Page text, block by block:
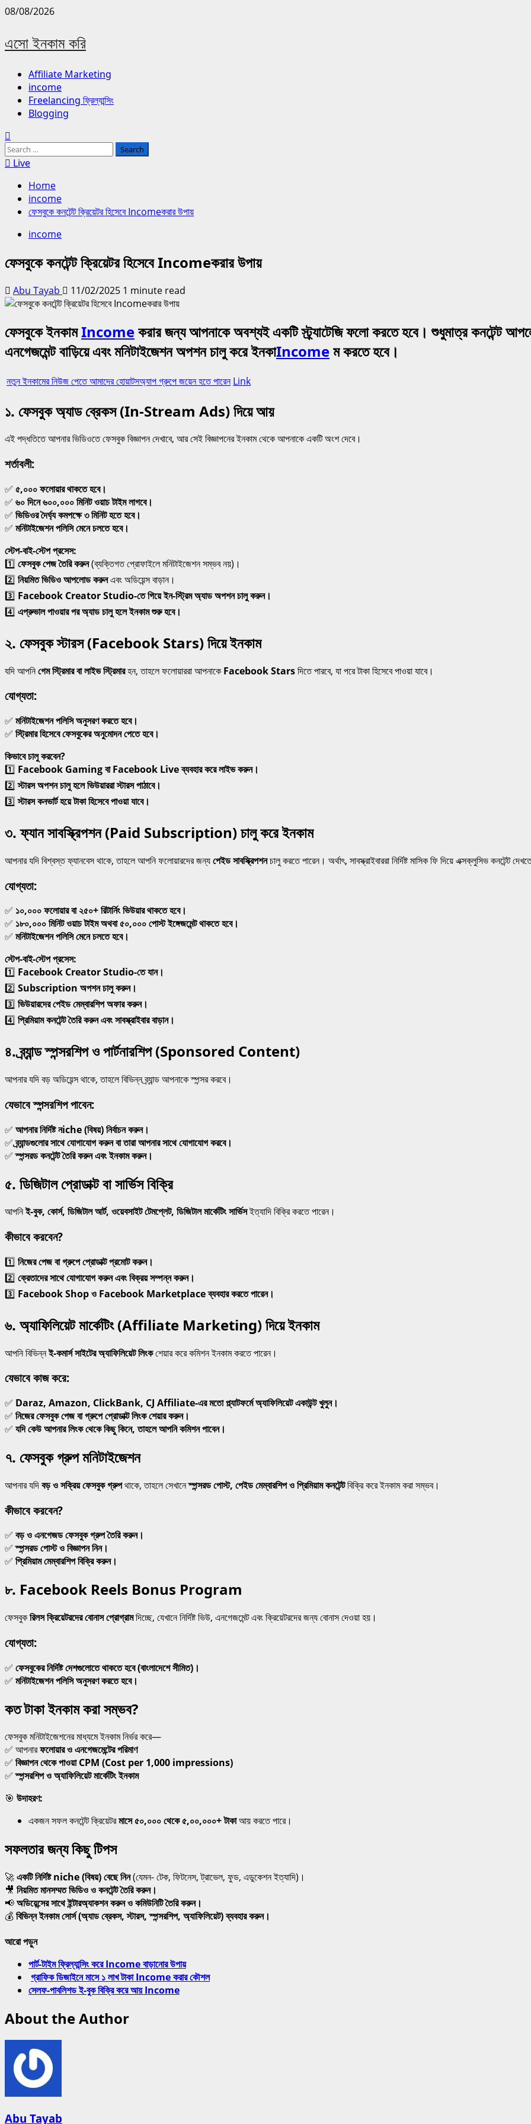
Skip
content
08/08/2026
এসো ইনকাম করি
Primary
Menu
Affiliate Marketing
income
Freelancing ফ্রিল্যান্সিং
Blogging
Search
for:Live
Home
income
ফেসবুকে কনটেন্ট ক্রিয়েটর হিসেবে Incomeকরার উপায়
income
ফেসবুকে কনটেন্ট ক্রিয়েটর হিসেবে Incomeকরার উপায়
Abu Tayab 11/02/2025 1 minute read
ফেসবুকে ইনকামIncomeকরার জন্য আপনাকে অবশ্যই একটি স্ট্র্যাটেজি ফলো করতে হবে। শুধুমাত্র কনটেন্ট
এনগেজমেন্ট বাড়িয়ে এবং মনিটাইজেশন অপশন চালু করে ইনকাIncomeম করতে হবে।
নতুন ইনকামের নিউজ পেতে আমাদের হোয়াটসঅ্যাপ গ্রুপে জয়েন হতে পারেন Link
১. ফেসবুক অ্যাড ব্রেকস (In-Stream Ads) দিয়ে আয়
এই পদ্ধতিতে আপনার ভিডিওতে ফেসবুক বিজ্ঞাপন দেখাবে, আর সেই বিজ্ঞাপনের ইনকাম থেকে আপনাকে একটি অংশ দেবে।
শর্তাবলী:
✅ ৫,০০০ ফলোয়ার থাকতে হবে।
✅ ৬০ দিনে ৬০০,০০০ মিনিট ওয়াচ টাইম লাগবে।
✅ ভিডিওর দৈর্ঘ্য কমপক্ষে ৩ মিনিট হতে হবে।
✅ মনিটাইজেশন পলিসি মেনে চলতে হবে।
স্টেপ-বাই-স্টেপ প্রসেস:
1️⃣ ফেসবুক পেজ তৈরি করুন(ব্যক্তিগত প্রোফাইলে মনিটাইজেশন সম্ভব নয়)।
2️⃣ নিয়মিত ভিডিও আপলোড করুনএবং অডিয়েন্স বাড়ান।
3️⃣ Facebook Creator Studio-তে গিয়ে ইন-স্ট্রিম অ্যাড অপশন চালু করুন।
4️⃣ এপ্রুভাল পাওয়ার পর অ্যাড চালু হলে ইনকাম শুরু হবে।
২. ফেসবুক স্টারস (Facebook Stars) দিয়ে ইনকাম
যদি আপনিগেম স্ট্রিমার বা লাইভ স্ট্রিমারহন, তাহলে ফলোয়াররা আপনাকে Facebook Starsদিতে পারবে, যা পরে টাকা হিসেবে পাওয়া যাবে।
যোগ্যতা:
✅ মনিটাইজেশন পলিসি অনুসরণ করতে হবে।
✅ স্ট্রিমার হিসেবে ফেসবুকের অনুমোদন পেতে হবে।
কিভাবে চালু করবেন?
1️⃣ Facebook Gaming বা Facebook Live ব্যবহার করে লাইভ করুন।
2️⃣স্টারস অপশন চালু হলে ভিউয়াররা স্টারস পাঠাবে।
3️⃣স্টারস কনভার্ট হয়ে টাকা হিসেবে পাওয়া যাবে।
৩. ফ্যান সাবস্ক্রিপশন (Paid Subscription) চালু করে ইনকাম
আপনার যদি বিশ্বস্ত ফ্যানবেস থাকে, তাহলে আপনি ফলোয়ারদের জন্যপেইড সাবস্ক্রিপশনচালু করতে পারেন। অর্থাৎ, সাবস্ক্রাইবাররা নির্দিষ্ট মাসিক ফি দিয়ে এক্সক্লুসিভ কনটেন্ট
যোগ্যতা:
✅ ১০,০০০ ফলোয়ার বা ২৫০+ রিটার্নিং ভিউয়ার থাকতে হবে।
✅ ১৮০,০০০ মিনিট ওয়াচ টাইম অথবা ৫০,০০০ পোস্ট ইঙ্গেজমেন্ট থাকতে হবে।
✅ মনিটাইজেশন পলিসি মেনে চলতে হবে।
স্টেপ-বাই-স্টেপ প্রসেস:
1️⃣ Facebook Creator Studio-তে যান।
2️⃣ Subscription অপশন চালু করুন।
3️⃣ ভিউয়ারদের পেইড মেম্বারশিপ অফার করুন।
4️⃣ প্রিমিয়াম কনটেন্ট তৈরি করুন এবং সাবস্ক্রাইবার বাড়ান।
৪. ব্র্যান্ড স্পন্সরশিপ ও পার্টনারশিপ (Sponsored Content)
আপনার যদি বড় অডিয়েন্স থাকে, তাহলে বিভিন্ন ব্র্যান্ড আপনাকে স্পন্সর করবে।
যেভাবে স্পন্সরশিপ পাবেন:
✅ আপনার নির্দিষ্ট নiche (বিষয়) নির্বাচন করুন।
✅ব্র্যান্ডগুলোর সাথে যোগাযোগ করুন বা তারা আপনার সাথে যোগাযোগ করবে।
✅স্পন্সরড কনটেন্ট তৈরি করুন এবং ইনকাম করুন।
৫. ডিজিটাল প্রোডাক্ট বা সার্ভিস বিক্রি
আপনিই-বুক, কোর্স, ডিজিটাল আর্ট, ওয়েবসাইট টেমপ্লেট, ডিজিটাল মার্কেটিং সার্ভিসইত্যাদি বিক্রি করতে পারেন।
কীভাবে করবেন?
1️⃣ নিজের পেজ বা গ্রুপে প্রোডাক্ট প্রমোট করুন।
2️⃣ ক্রেতাদের সাথে যোগাযোগ করুন এবং বিক্রয় সম্পন্ন করুন।
3️⃣ Facebook Shop ও Facebook Marketplace ব্যবহার করতে পারেন।
৬. অ্যাফিলিয়েট মার্কেটিং (Affiliate Marketing) দিয়ে ইনকাম
আপনি বিভিন্নই-কমার্স সাইটের অ্যাফিলিয়েট লিংকশেয়ার করে কমিশন ইনকাম করতে পারেন।
যেভাবে কাজ করে:
✅ Daraz, Amazon, ClickBank, CJ Affiliate-এর মতো প্ল্যাটফর্মে অ্যাফিলিয়েট একাউন্ট খুলুন।
✅ নিজের ফেসবুক পেজ বা গ্রুপে প্রোডাক্ট লিংক শেয়ার করুন।
✅ যদি কেউ আপনার লিংক থেকে কিছু কিনে, তাহলে আপনি কমিশন পাবেন।
৭. ফেসবুক গ্রুপ মনিটাইজেশন
আপনার যদিবড় ও সক্রিয় ফেসবুক গ্রুপথাকে, তাহলে সেখানেস্পন্সরড পোস্ট, পেইড মেম্বারশিপ ও প্রিমিয়াম কনটেন্টবিক্রি করে ইনকাম করা সম্ভব।
কীভাবে করবেন?
✅ বড় ও এনগেজড ফেসবুক গ্রুপ তৈরি করুন।
✅স্পন্সরড পোস্ট ও বিজ্ঞাপন নিন।
✅ প্রিমিয়াম মেম্বারশিপ বিক্রি করুন।
৮. Facebook Reels Bonus Program
ফেসবুকরিলস ক্রিয়েটরদের বোনাস প্রোগ্রামদিচ্ছে, যেখানে নির্দিষ্ট ভিউ, এনগেজমেন্ট এবং ক্রিয়েটরদের জন্য বোনাস দেওয়া হয়।
যোগ্যতা:
✅ ফেসবুকের নির্দিষ্ট দেশগুলোতে থাকতে হবে (বাংলাদেশে সীমিত)।
✅ মনিটাইজেশন পলিসি অনুসরণ করতে হবে।
কত টাকা ইনকাম করা সম্ভব?
ফেসবুক মনিটাইজেশনের মাধ্যমে ইনকাম নির্ভর করে—
✅ আপনারফলোয়ার ও এনগেজমেন্টের পরিমাণ
✅ বিজ্ঞাপন থেকে পাওয়া CPM (Cost per 1,000 impressions)
✅স্পন্সরশিপ ও অ্যাফিলিয়েট মার্কেটিং ইনকাম
🎯 উদাহরণ:
একজন সফল কনটেন্ট ক্রিয়েটরমাসে ৫০,০০০ থেকে ৫,০০,০০০+ টাকাআয় করতে পারে।
সফলতার জন্য কিছু টিপস
🚀একটি নির্দিষ্ট niche (বিষয়) বেছে নিন(যেমন- টেক, ফিটনেস, ট্রাভেল, ফুড, এডুকেশন ইত্যাদি)।
🎥 নিয়মিত মানসম্মত ভিডিও ও কনটেন্ট তৈরি করুন।
📢অডিয়েন্সের সাথে ইন্টারঅ্যাকশন করুন ও কমিউনিটি তৈরি করুন।
💰বিভিন্ন ইনকাম সোর্স (অ্যাড ব্রেকস, স্টারস, স্পন্সরশিপ, অ্যাফিলিয়েট) ব্যবহার করুন।
আরো পড়ুন
পার্ট-টাইম ফ্রিল্যান্সিং করে Income বাড়ানোর উপায়
গ্রাফিক ডিজাইনে মাসে ১ লাখ টাকা Income করার কৌশল
সেলফ-পাবলিশড ই-বুক বিক্রি করে আয় Income
About the Author
Abu Tayab